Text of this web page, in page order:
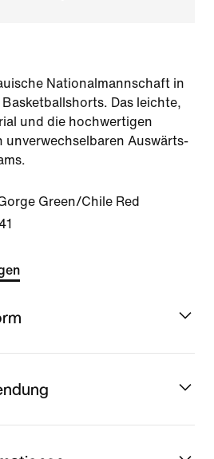
Nationalmannschaft in
Das leichte,
und die hochwertigen
unverwechselbaren Auswärts-
Green/Chile Red